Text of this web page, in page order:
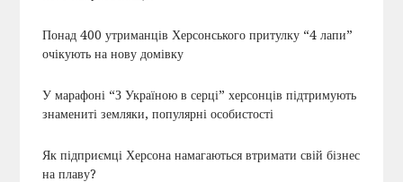
Понад 400 утриманців Херсонського притулку “4 лапи”
очікують на нову домівку
У марафоні “З Україною в серці” херсонців підтримують
знамениті земляки, популярні особистості
Як підприємці Херсона намагаються втримати свій бізнес
на плаву?